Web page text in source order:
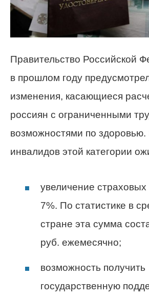
Правительство Российской
в прошлом году
изменения, касающиеся
россиян с ограниченными
возможностями по здоровью.
инвалидов этой категории
увеличение страховых
7%. По статистике в
стране эта сумма
руб. ежемесячно;
возможность получить
государственную